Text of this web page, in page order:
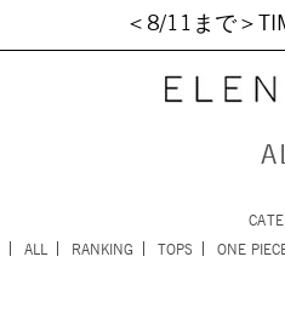
＜8/11まで＞
ALL RANKING TOPS ONE